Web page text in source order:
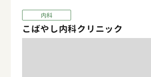
内科
こばやし内科クリニック